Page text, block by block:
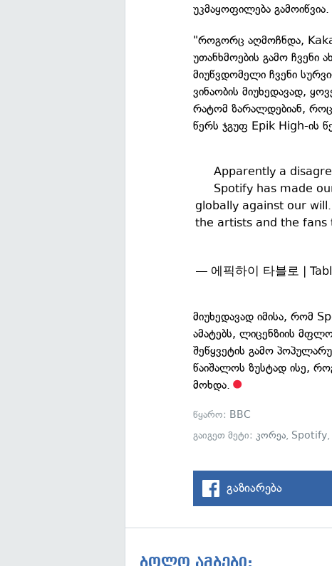
უკმაყოფილება გამოიწვია.
"როგორც აღმოჩნდა,
უთანხმოების გამო ჩვენი
მიუწვდომელი ჩვენი
ვინაობის მიუხედავად,
რატომ ზარალდებიან,
წერს ჯგუფ Epik High-ის
Apparently a
Spotify has made
globally against our
the artists and the fans
— 에픽하이 타블로 |
მიუხედავად იმისა, რომ
ამატებს, ლიცენზიის
შეწყვეტის გამო
წაიშალოს ზუსტად ისე,
მოხდა.
წყარო: BBC
გაიგეთ მეტი:კორეა, Spotify
გაზიარება